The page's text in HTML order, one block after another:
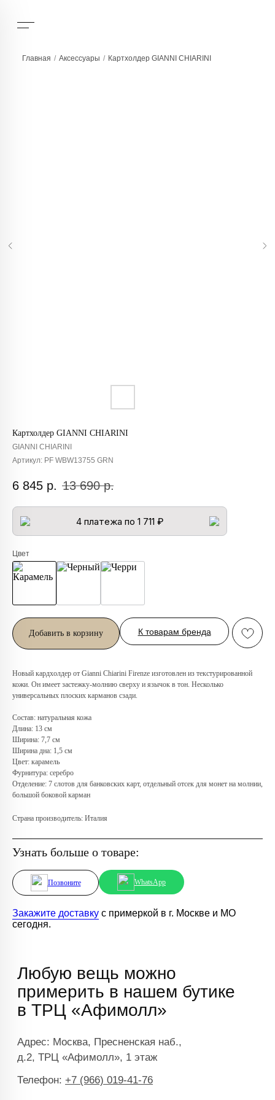
Главная / Аксессуары / Картхолдер GIANNI CHIARINI
Картхолдер GIANNI CHIARINI
GIANNI CHIARINI
Артикул: PF WBW13755 GRN
6 845 р. 13 690 р.
4 платежа по 1 711 ₽
Цвет
Добавить в корзину К товарам бренда
Новый кардхолдер от Gianni Chiarini Firenze изготовлен из текстурированной
кожи. Он имеет застежку-молнию сверху и язычок в тон. Несколько
универсальных плоских карманов сзади.
Состав: натуральная кожа
Длина: 13 см
Ширина: 7,7 см
Ширина дна: 1,5 см
Цвет: карамель
Фурнитура: серебро
Отделение: 7 слотов для банковских карт, отдельный отсек для монет на молнии,
большой боковой карман
Страна производитель: Италия
Узнать больше о товаре:
Позвоните WhatsApp
Закажите доставку с примеркой в г. Москве и МО
сегодня.
Любую вещь можно
в ТРЦ «Афимолл»
Адрес:Москва, Пресненская наб.,
д.2, ТРЦ «Афимолл», 1 этаж
Телефон: +7 (966) 019-41-76